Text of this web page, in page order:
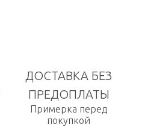
ДОСТАВКА БЕЗ
ПРЕДОПЛАТЫ
Примерка перед
покупкой